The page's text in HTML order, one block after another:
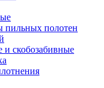
пильных полотен
и скобозабивные